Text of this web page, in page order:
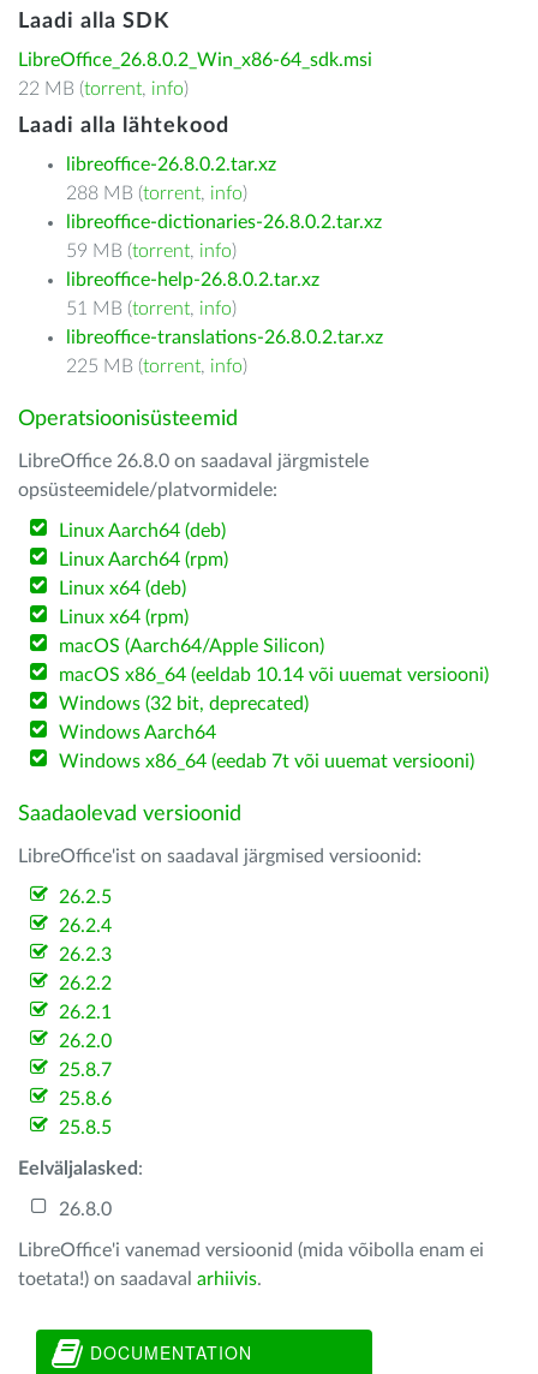
Laadi alla SDK
LibreOffice_26.8.0.2_Win_x86-64_sdk.msi
22 MB (torrent, info)
Laadi alla lähtekood
libreoffice-26.8.0.2.tar.xz
288 MB (torrent, info)
libreoffice-dictionaries-26.8.0.2.tar.xz
59 MB (torrent, info)
libreoffice-help-26.8.0.2.tar.xz
51 MB (torrent, info)
libreoffice-translations-26.8.0.2.tar.xz
225 MB (torrent, info)
Operatsioonisüsteemid
LibreOffice 26.8.0 on saadaval järgmistele
opsüsteemidele/platvormidele:
Linux Aarch64 (deb)
Linux Aarch64 (rpm)
Linux x64 (deb)
Linux x64 (rpm)
macOS (Aarch64/Apple Silicon)
macOS x86_64 (eeldab 10.14 või uuemat versiooni)
Windows (32 bit, deprecated)
Windows Aarch64
Windows x86_64 (eedab 7t või uuemat versiooni)
Saadaolevad versioonid
LibreOffice'ist on saadaval järgmised versioonid:
26.2.5
26.2.4
26.2.3
26.2.2
26.2.1
26.2.0
25.8.7
25.8.6
25.8.5
Eelväljalasked :
26.8.0
LibreOffice'i vanemad versioonid (mida võibolla enam ei
toetata!) on saadaval arhiivis.
DOCUMENTATION